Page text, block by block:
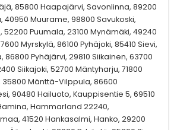
85800 Haapajärvi, Savonlinna, 89200
40950 Muurame, 98800 Savukoski,
52200 Puumala, 23100 Mynämäki, 49240
Myrskylä, 86100 Pyhäjoki, 85410 Sievi,
86800 Pyhäjärvi, 29810 Siikainen, 63700
Siikajoki, 52700 Mäntyharju, 71800
35800 Mänttä-Vilppula, 86600
90480 Hailuoto, Kauppisentie 5, 69510
Hammarland 22240,
41520 Hankasalmi, Hanko, 29200